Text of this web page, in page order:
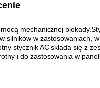
mechanicznej
w zastosowaniach,
stycznik AC składa się z
i do zastosowania w